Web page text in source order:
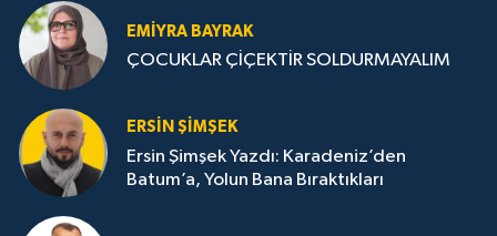
EMIYRA BAYRAK
ÇOCUKLAR ÇİÇEKTİR SOLDURMAYALIM
ERSIN ŞIMŞEK
Ersin Şimşek Yazdı: Karadeniz’den
Batum’a, Yolun Bana Bıraktıkları